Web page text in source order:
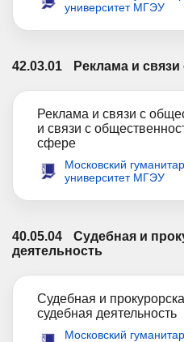
университет МГЭУ
42.03.01 Реклама и
Реклама и связи с
и связи с
сфере
Московский
университет МГЭУ
40.05.04
Судебная и
деятельность
Судебная и
судебная деятельность
Московский